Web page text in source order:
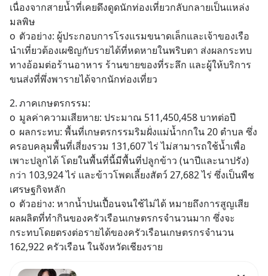
เนื่องจากสายน้ำที่เคยดึงดูดนักท่องเที่ยวกลับกลายเป็นแหล่ง
มลพิษ
o	ตัวอย่าง: ผู้ประกอบการโรงแรมขนาดเล็กและเจ้าของเรือ
นำเที่ยวต้องเผชิญกับรายได้ที่หดหายในพริบตา ส่งผลกระทบ
ทางอ้อมต่อร้านอาหาร ร้านขายของที่ระลึก และผู้ให้บริการ
ขนส่งที่พึ่งพารายได้จากนักท่องเที่ยว
2.	ภาคเกษตรกรรม:
o	มูลค่าความเสียหาย: ประมาณ 511,450,458 บาทต่อปี
o	ผลกระทบ: พื้นที่เกษตรกรรมริมฝั่งแม่น้ำกกใน 20 ตำบล ซึ่ง
ครอบคลุมพื้นที่เสี่ยงรวม 131,607 ไร่ ไม่สามารถใช้น้ำเพื่อ
เพาะปลูกได้ โดยในพื้นที่นี้มีพื้นที่ปลูกข้าว (นาปีและนาปรัง)
กว่า 103,924 ไร่ และข้าวโพดเลี้ยงสัตว์ 27,682 ไร่ ซึ่งเป็นพืช
เศรษฐกิจหลัก
o	ตัวอย่าง: หากน้ำปนเปื้อนจนใช้ไม่ได้ หมายถึงการสูญเสีย
ผลผลิตที่ทำกินของครัวเรือนเกษตรกรจำนวนมาก ซึ่งจะ
กระทบโดยตรงต่อรายได้ของครัวเรือนเกษตรกรจำนวน
162,922 ครัวเรือน ในจังหวัดเชียงราย